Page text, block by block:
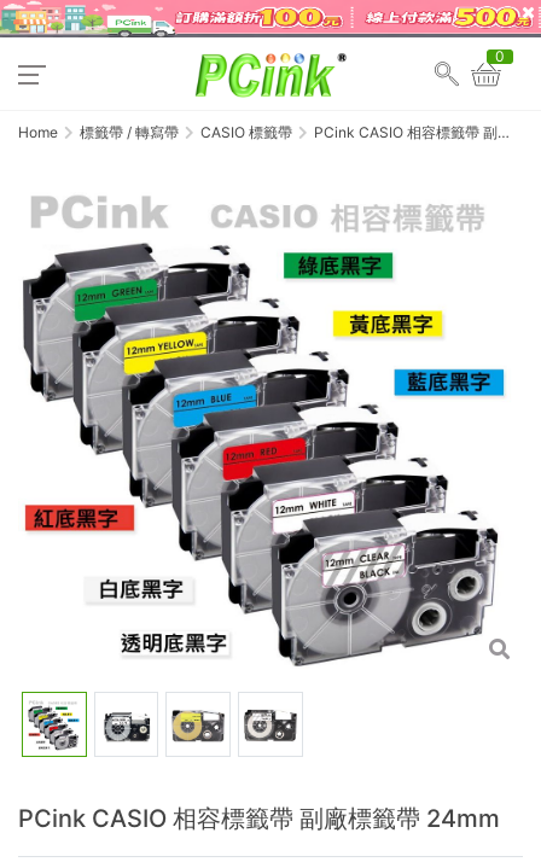
0
Home 標籤帶 / 轉寫帶 CASIO 標籤帶
PCink CASIO 相容標籤帶 副廠
PCink CASIO 相容標籤帶 副廠標籤帶 24mm